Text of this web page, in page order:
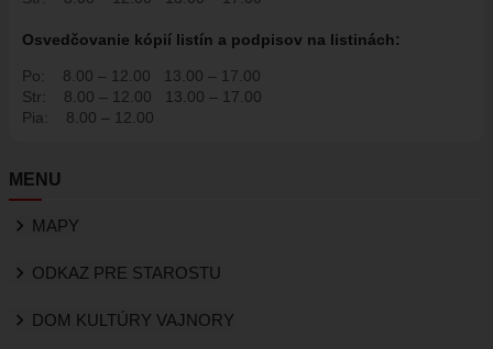
Osvedčovanie kópií listín a podpisov na listinách:
Po: 8.00 – 12.00
13.00 – 17.00
Str:
8.00 – 12.00
13.00 – 17.00
Pia:
8.00 – 12.00
MENU
MAPY
ODKAZ PRE STAROSTU
DOM KULTÚRY VAJNORY